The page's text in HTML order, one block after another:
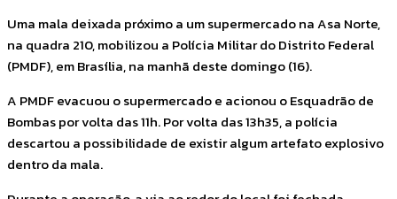
Uma mala deixada próximo a um supermercado na Asa Norte,
na quadra 210, mobilizou a Polícia Militar do Distrito Federal
(PMDF), em Brasília, na manhã deste domingo (16).
A PMDF evacuou o supermercado e acionou o Esquadrão de
Bombas por volta das 11h. Por volta das 13h35, a polícia
descartou a possibilidade de existir algum artefato explosivo
dentro da mala.